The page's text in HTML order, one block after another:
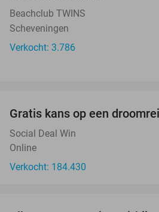
Beachclub TWINS
Scheveningen
Verkocht: 3.786
Gratis kans op een
Social Deal Win
Online
Verkocht: 184.430